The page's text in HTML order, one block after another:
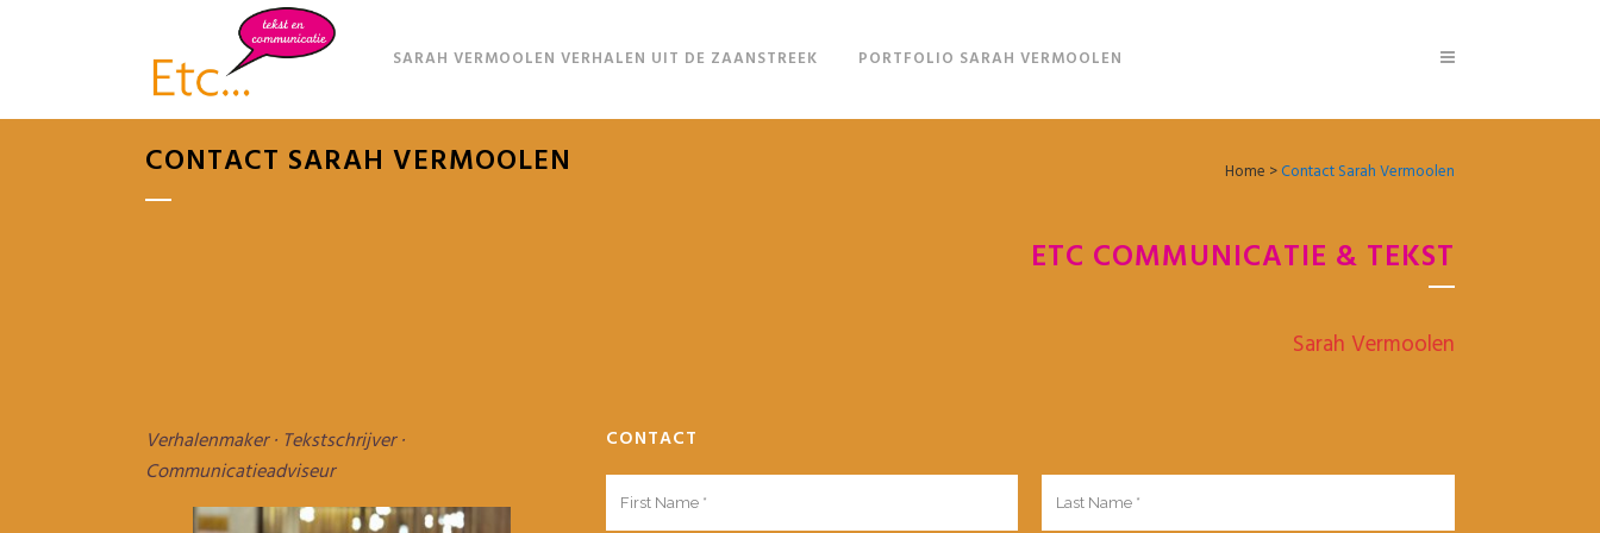
SARAH VERMOOLEN VERHALEN UIT DE ZAANSTREEK PORTFOLIO SARAH VERMOOLEN
CONTACT SARAH VERMOOLEN Home >Contact Sarah Vermoolen
ETC COMMUNICATIE & TEKST
Sarah Vermoolen
Verhalenmaker · Tekstschrijver ·
Communicatieadviseur
CONTACT